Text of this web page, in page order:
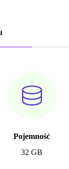
Pojemność
32 GB